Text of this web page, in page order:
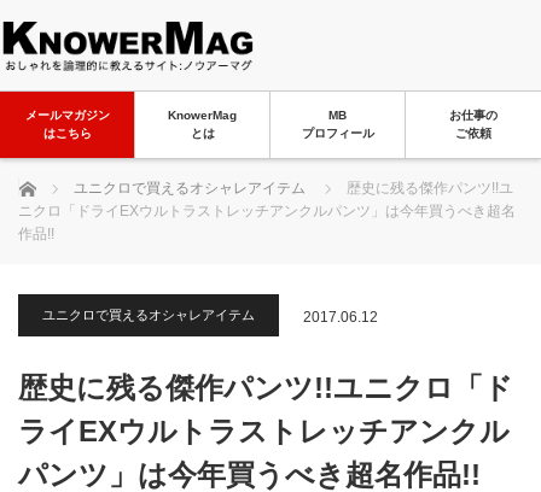
メールマガジン
はこちら
KnowerMag
とは
MB
プロフィール
お仕事の
ご依頼
ホーム ユニクロで買えるオシャレアイテム
歴史に残る傑作パンツ!!ユ
ニクロ「ドライEXウルトラストレッチアンクルパンツ」は今年買うべき超名
作品!!
ユニクロで買えるオシャレアイテム 2017.06.12
歴史に残る傑作パンツ!!ユニクロ「ド
ライEXウルトラストレッチアンクル
パンツ」は今年買うべき超名作品!!